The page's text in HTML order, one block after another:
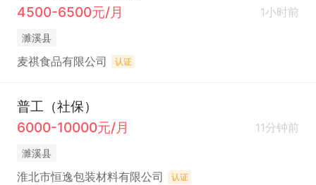
4500-6500元/月
1小时前
濉溪县
麦祺食品有限公司 认证
普工（社保）
6000-10000元/月
11分钟前
濉溪县
淮北市恒逸包装材料有限公司 认证